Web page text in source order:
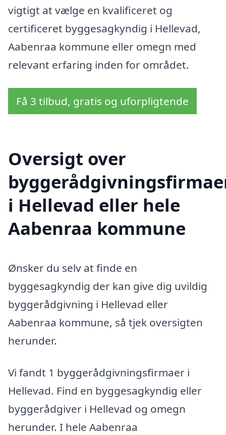
vigtigt at vælge en kvalificeret og
certificeret byggesagkyndig i Hellevad,
Aabenraa kommune eller omegn med
relevant erfaring inden for området.
Få 3 tilbud, gratis og uforpligtende
Oversigt over
i Hellevad eller hele
Aabenraa kommune
Ønsker du selv at finde en
byggesagkyndig der kan give dig uvildig
byggerådgivning i Hellevad eller
Aabenraa kommune, så tjek oversigten
herunder.
Vi fandt 1 byggerådgivningsfirmaer i
Hellevad. Find en byggesagkyndig eller
byggerådgiver i Hellevad og omegn
herunder. I hele Aabenraa